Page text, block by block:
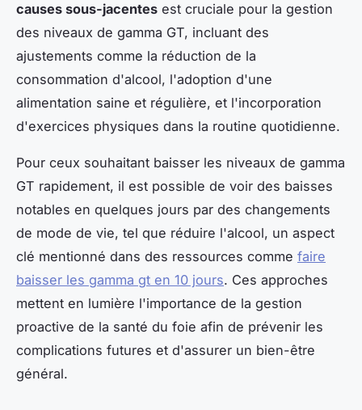
causes sous-jacentes est cruciale pour la gestion
des niveaux de gamma GT, incluant des
ajustements comme la réduction de la
consommation d'alcool, l'adoption d'une
alimentation saine et régulière, et l'incorporation
d'exercices physiques dans la routine quotidienne.
Pour ceux souhaitant baisser les niveaux de gamma
GT rapidement, il est possible de voir des baisses
notables en quelques jours par des changements
de mode de vie, tel que réduire l'alcool, un aspect
clé mentionné dans des ressources comme faire
baisser les gamma gt en 10 jours. Ces approches
mettent en lumière l'importance de la gestion
proactive de la santé du foie afin de prévenir les
complications futures et d'assurer un bien-être
général.